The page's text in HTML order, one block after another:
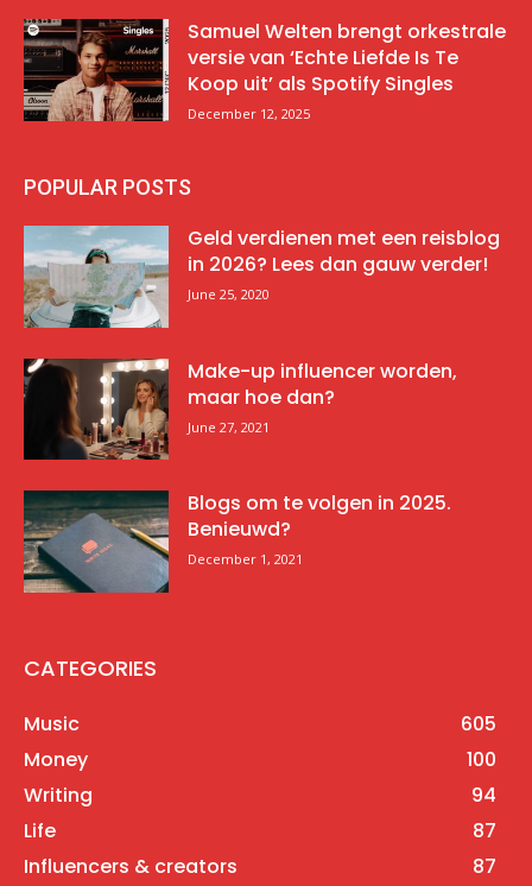
Samuel Welten brengt orkestrale
versie van ‘Echte Liefde Is Te
Koop uit’ als Spotify Singles
December 12, 2025
POPULAR POSTS
Geld verdienen met een reisblog
in 2026? Lees dan gauw verder!
June 25, 2020
Make-up influencer worden,
maar hoe dan?
June 27, 2021
Blogs om te volgen in 2025.
Benieuwd?
December 1, 2021
CATEGORIES
Music
605
Money
100
Writing
94
Life
87
Influencers & creators
87